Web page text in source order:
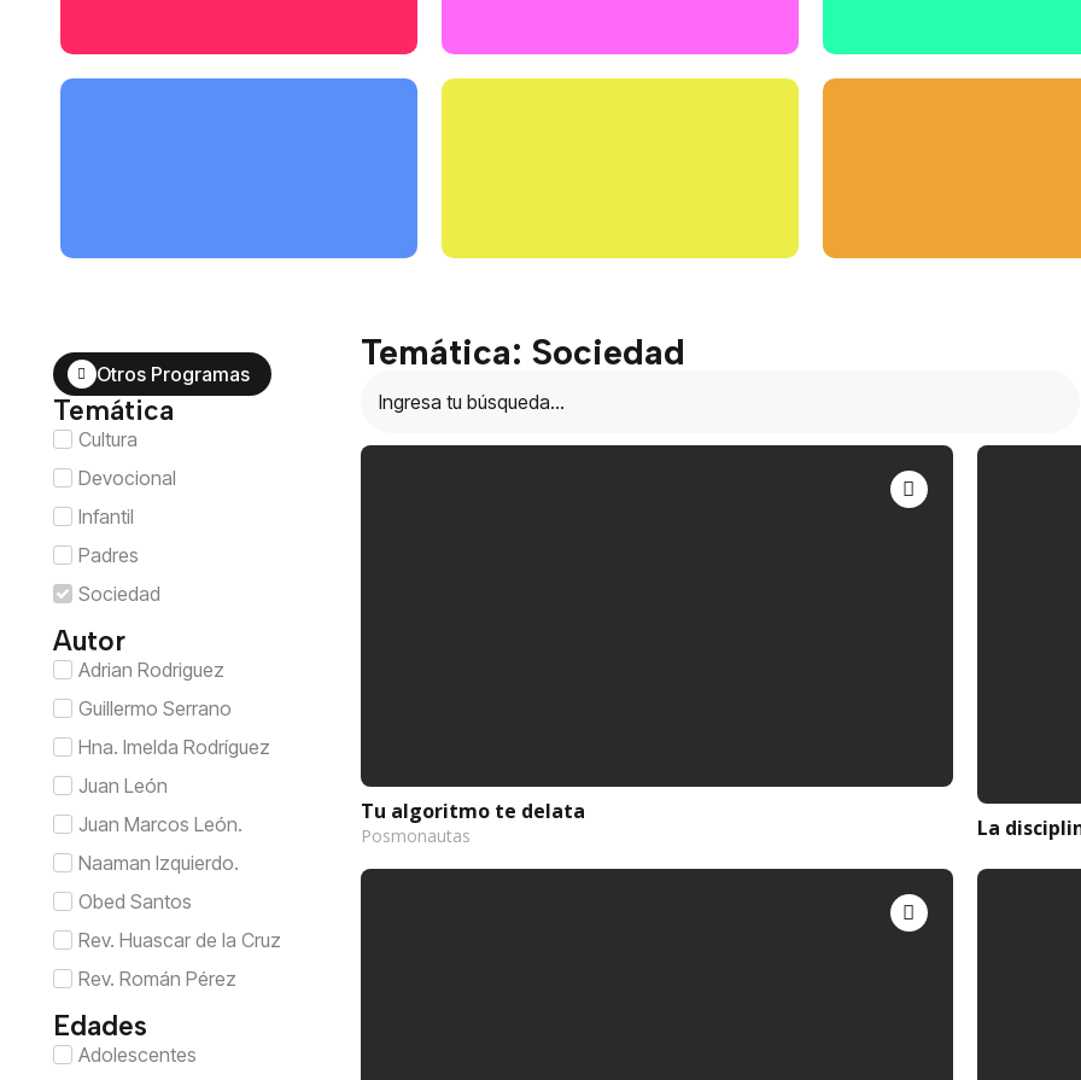
Otros Programas
Temática
Cultura
Devocional
Infantil
Padres
Sociedad
Autor
Adrian Rodriguez
Guillermo Serrano
Hna. Imelda Rodríguez
Juan León
Juan Marcos León.
Naaman Izquierdo.
Obed Santos
Rev. Huascar de la Cruz
Rev. Román Pérez
Edades
Adolescentes
Temática: Sociedad
Tu algoritmo te delata
Posmonautas La